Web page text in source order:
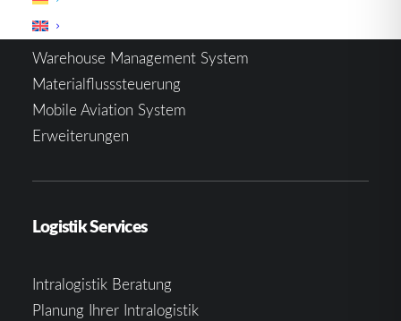
Warehouse Management System
Materialflusssteuerung
Mobile Aviation System
Erweiterungen
Logistik Services
Intralogistik Beratung
Planung Ihrer Intralogistik